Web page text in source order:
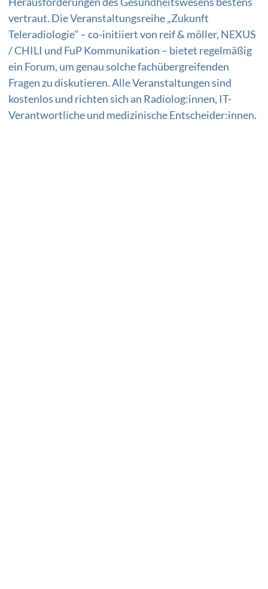
vertraut. Die Veranstaltungsreihe „Zukunft
Teleradiologie" – co-initiiert von reif & möller, NEXUS
/ CHILI und FuP Kommunikation – bietet regelmäßig
ein Forum, um genau solche fachübergreifenden
Fragen zu diskutieren. Alle Veranstaltungen sind
kostenlos und richten sich an Radiolog:innen, IT-
Verantwortliche und medizinische Entscheider:innen.